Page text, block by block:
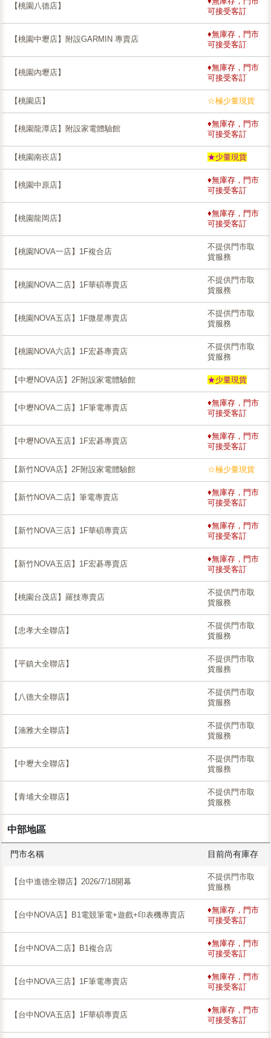
【桃園八德店】
可接受客訂
【桃園中壢店】附設GARMIN 專賣店
♦無庫存，門市
可接受客訂
【桃園內壢店】
♦無庫存，門市
可接受客訂
【桃園店】 ☆極少量現貨
【桃園龍潭店】附設家電體驗館
♦無庫存，門市
可接受客訂
【桃園南崁店】 ★少量現貨
【桃園中原店】
♦無庫存，門市
可接受客訂
【桃園龍岡店】
♦無庫存，門市
可接受客訂
【桃園NOVA一店】1F複合店
不提供門市取
貨服務
【桃園NOVA二店】1F華碩專賣店
不提供門市取
貨服務
【桃園NOVA五店】1F微星專賣店
不提供門市取
貨服務
【桃園NOVA六店】1F宏碁專賣店
不提供門市取
貨服務
【中壢NOVA店】2F附設家電體驗館 ★少量現貨
【中壢NOVA二店】1F筆電專賣店
♦無庫存，門市
可接受客訂
【中壢NOVA五店】1F宏碁專賣店
♦無庫存，門市
可接受客訂
【新竹NOVA店】2F附設家電體驗館 ☆極少量現貨
【新竹NOVA二店】筆電專賣店
♦無庫存，門市
可接受客訂
【新竹NOVA三店】1F華碩專賣店
♦無庫存，門市
可接受客訂
【新竹NOVA五店】1F宏碁專賣店
♦無庫存，門市
可接受客訂
【桃園台茂店】羅技專賣店
不提供門市取
貨服務
【忠孝大全聯店】
不提供門市取
貨服務
【平鎮大全聯店】
不提供門市取
貨服務
【八德大全聯店】
不提供門市取
貨服務
【湳雅大全聯店】
不提供門市取
貨服務
【中壢大全聯店】
不提供門市取
貨服務
【青埔大全聯店】
不提供門市取
貨服務
中部地區
門市名稱 目前尚有庫存
【台中進德全聯店】2026/7/18開幕
不提供門市取
貨服務
【台中NOVA店】B1電競筆電+遊戲+印表機專賣店
♦無庫存，門市
可接受客訂
【台中NOVA二店】B1複合店
♦無庫存，門市
可接受客訂
【台中NOVA三店】1F筆電專賣店
♦無庫存，門市
可接受客訂
【台中NOVA五店】1F華碩專賣店
♦無庫存，門市
可接受客訂